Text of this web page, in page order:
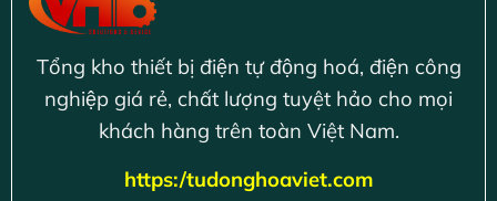
Tổng kho thiết bị điện tự động hoá, điện công
nghiệp giá rẻ, chất lượng tuyệt hảo cho mọi
khách hàng trên toàn Việt Nam.
https:/tudonghoaviet.com